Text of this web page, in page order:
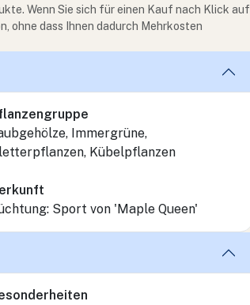
Wenn Sie sich für einen Kauf nach Klick auf
ohne dass Ihnen dadurch Mehrkosten
Immergrüne,
Kübelpflanzen
Sport von 'Maple Queen'